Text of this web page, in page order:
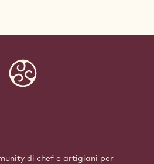
di chef e artigiani per